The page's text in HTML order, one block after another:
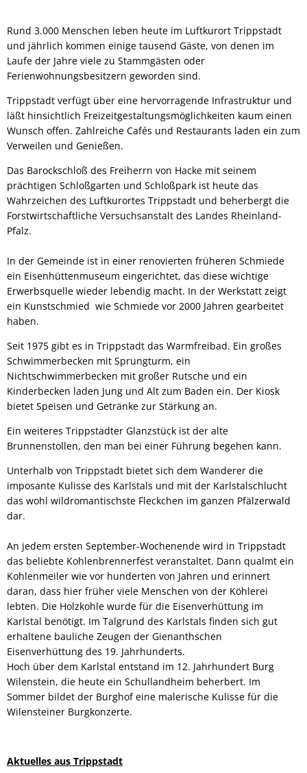
Rund 3.000 Menschen leben heute im Luftkurort Trippstadt
und jährlich kommen einige tausend Gäste, von denen im
Laufe der Jahre viele zu Stammgästen oder
Ferienwohnungsbesitzern geworden sind.
Trippstadt verfügt über eine hervorragende Infrastruktur und
läßt hinsichtlich Freizeitgestaltungsmöglichkeiten kaum einen
Wunsch offen. Zahlreiche Cafés und Restaurants laden ein zum
Verweilen und Genießen.
Das Barockschloß des Freiherrn von Hacke mit seinem
prächtigen Schloßgarten und Schloßpark ist heute das
Wahrzeichen des Luftkurortes Trippstadt und beherbergt die
Forstwirtschaftliche Versuchsanstalt des Landes Rheinland-
Pfalz.
In der Gemeinde ist in einer renovierten früheren Schmiede
ein Eisenhüttenmuseum eingerichtet, das diese wichtige
Erwerbsquelle wieder lebendig macht. In der Werkstatt zeigt
ein Kunstschmied wie Schmiede vor 2000 Jahren gearbeitet
haben.
Seit 1975 gibt es in Trippstadt das Warmfreibad. Ein großes
Schwimmerbecken mit Sprungturm, ein
Nichtschwimmerbecken mit großer Rutsche und ein
Kinderbecken laden Jung und Alt zum Baden ein. Der Kiosk
bietet Speisen und Getränke zur Stärkung an.
Ein weiteres Trippstadter Glanzstück ist der alte
Brunnenstollen, den man bei einer Führung begehen kann.
Unterhalb von Trippstadt bietet sich dem Wanderer die
imposante Kulisse des Karlstals und mit der Karlstalschlucht
das wohl wildromantischste Fleckchen im ganzen Pfälzerwald
dar.
An jedem ersten September-Wochenende wird in Trippstadt
das beliebte Kohlenbrennerfest veranstaltet. Dann qualmt ein
Kohlenmeiler wie vor hunderten von Jahren und erinnert
daran, dass hier früher viele Menschen von der Köhlerei
lebten. Die Holzkohle wurde für die Eisenverhüttung im
Karlstal benötigt. Im Talgrund des Karlstals finden sich gut
erhaltene bauliche Zeugen der Gienanthschen
Eisenverhüttung des 19. Jahrhunderts.
Hoch über dem Karlstal entstand im 12. Jahrhundert Burg
Wilenstein, die heute ein Schullandheim beherbert. Im
Sommer bildet der Burghof eine malerische Kulisse für die
Wilensteiner Burgkonzerte.
Aktuelles aus Trippstadt